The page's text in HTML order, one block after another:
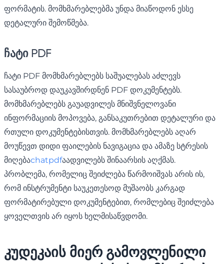
ფორმატის. მომხმარებლებმა უნდა მიაწოდონ ესსე
დეტალური შემოწმება.
ჩატი PDF
ჩატი PDF მომხმარებლებს საშუალებას აძლევს
სასაუბროდ დაუკავშირდნენ PDF დოკუმენტებს.
მომხმარებლებს გაუადვილეს მნიშვნელოვანი
ინფორმაციის მოპოვება, განსაკუთრებით დეტალური და
რთული დოკუმენტებისთვის. მომხმარებლებს აღარ
მოუწევთ დიდი ფაილების ნავიგაცია და ამაზე სტრესის
მიღებაchatpdfაადვილებს შინაარსის აღქმას.
პრობლემა, რომელიც შეიძლება წარმოიშვას არის ის,
რომ ინსტრუმენტი საუკეთესოდ მუშაობს კარგად
ფორმატირებული დოკუმენტებით, რომლებიც შეიძლება
ყოველთვის არ იყოს ხელმისაწვდომი.
კუდეკაის მიერ გამოვლენილი